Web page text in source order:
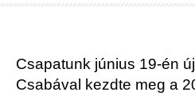
Csapatunk június 19-én
Csabával kezdte meg a